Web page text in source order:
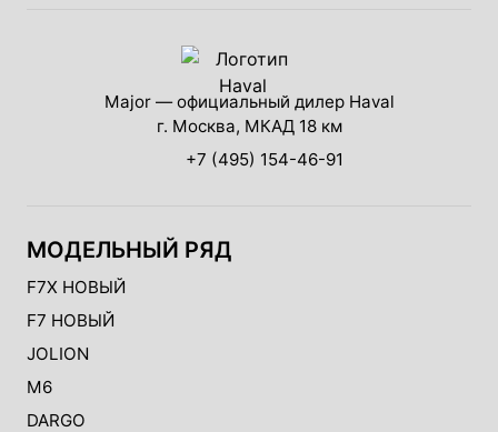
Major — официальный дилер Haval
г. Москва, МКАД 18 км
+7 (495) 154-46-91
МОДЕЛЬНЫЙ РЯД
F7X НОВЫЙ
F7 НОВЫЙ
JOLION
M6
DARGO